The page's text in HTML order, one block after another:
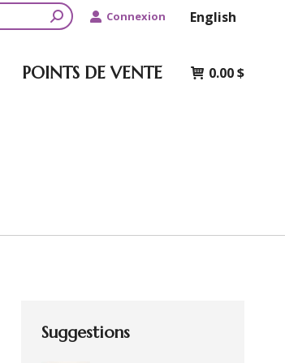
Connexion English
POINTS DE VENTE 0.00$
Suggestions